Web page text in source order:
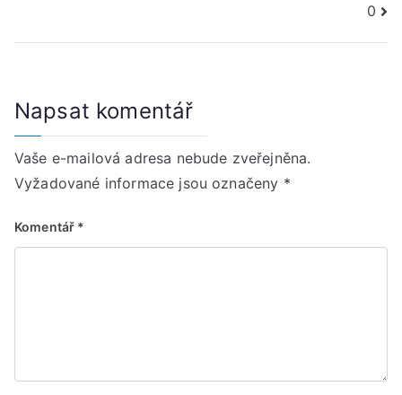
0
Napsat komentář
Vaše e-mailová adresa nebude zveřejněna.
Vyžadované informace jsou označeny *
Komentář *